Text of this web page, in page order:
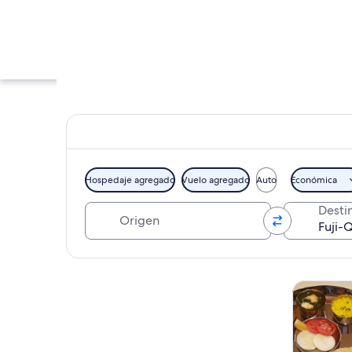
Una calle
Hospedaje agregado Vuelo agregado Auto Económica
Tours y